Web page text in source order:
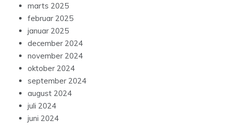
marts 2025
februar 2025
januar 2025
december 2024
november 2024
oktober 2024
september 2024
august 2024
juli 2024
juni 2024